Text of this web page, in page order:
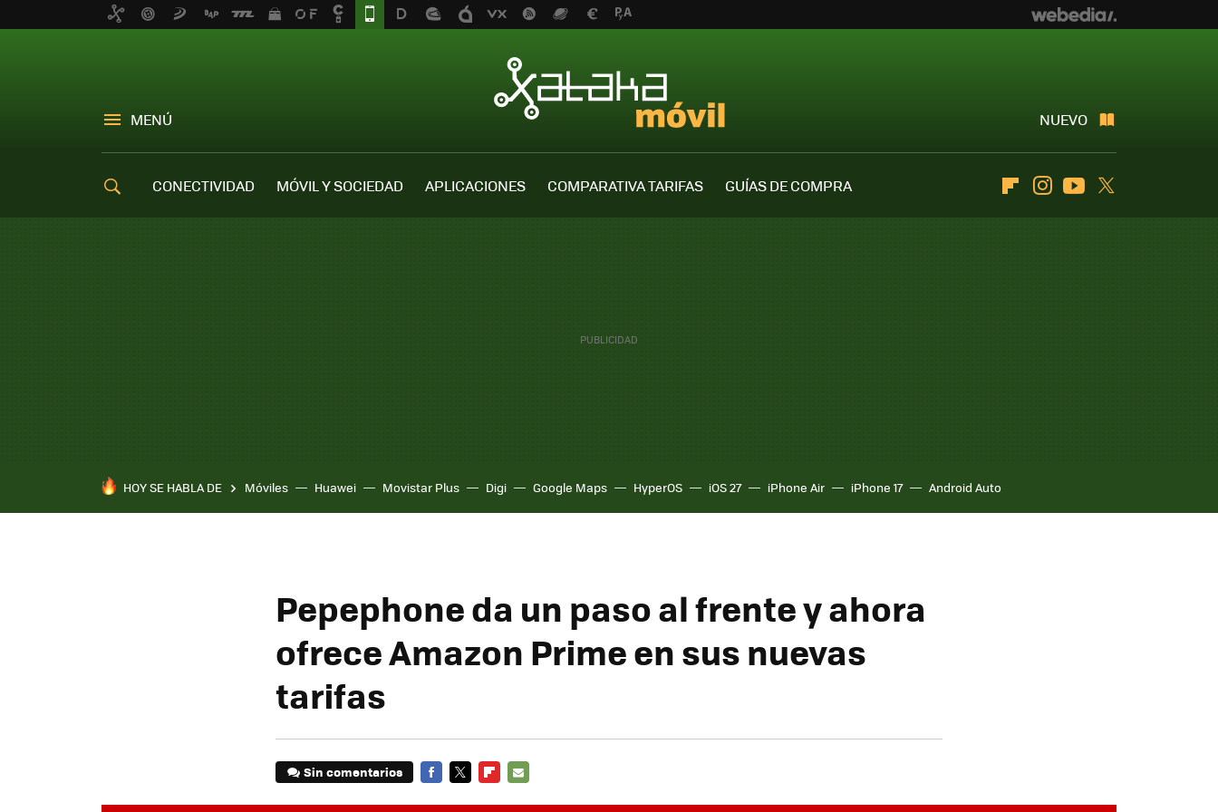
MENÚ NUEVO
CONECTIVIDAD MÓVIL Y SOCIEDAD APLICACIONES COMPARATIVA TARIFAS
GUÍAS DE COMPRA
FlipboardInstagramYoutube
HOY SE HABLA DE Móviles Huawei Movistar Plus Digi Google Maps HyperOS iOS 27 iPhone Air iPhone 17 Android Auto
Pepephone da un paso al frente y ahora
ofrece Amazon Prime en sus nuevas
tarifas
Sin comentarios